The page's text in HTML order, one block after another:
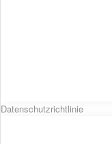
Datenschutzrichtlinie